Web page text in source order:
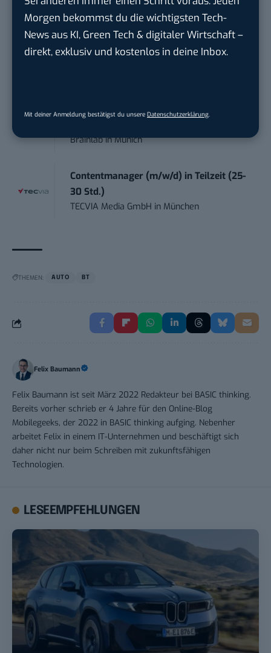
Morgen bekommst du die wichtigsten Tech-
News aus KI, Green Tech & digitaler Wirtschaft –
direkt, exklusiv und kostenlos in deine Inbox.
Mit deiner Anmeldung bestätigst du unsere Datenschutzerklärung.
BANNERKÖNIG GmbH inGelsenkirchen
Editorial Prompt Engineer (m/w/d)
Motor Presse Verlagsgesellschaft mbHin
Working Student Digital Learning – R&D
BrainlabinMunich
Contentmanager (m/w/d) in Teilzeit (25-
30 Std.)
TECVIA Media GmbH in München
THEMEN: AUTO BT
Felix Baumann
Felix Baumann ist seit März 2022 Redakteur bei BASIC thinking.
Bereits vorher schrieb er 4 Jahre für den Online-Blog
Mobilegeeks, der 2022 in BASIC thinking aufging. Nebenher
arbeitet Felix in einem IT-Unternehmen und beschäftigt sich
daher nicht nur beim Schreiben mit zukunftsfähigen
Technologien.
LESEEMPFEHLUNGEN